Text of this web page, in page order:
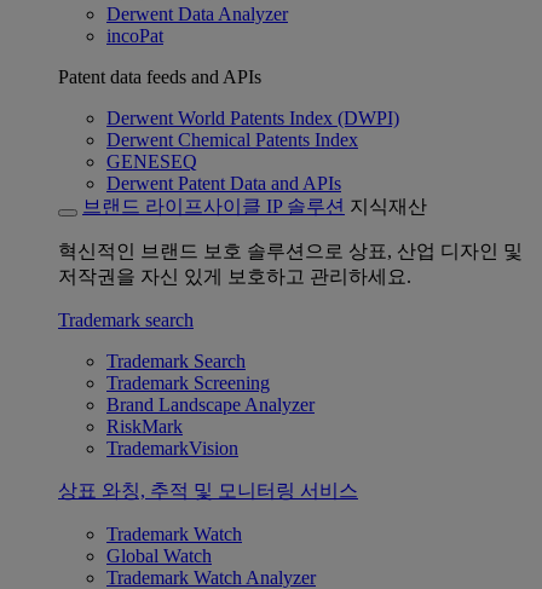
Derwent Data Analyzer
incoPat
Patent data feeds and APIs
Derwent World Patents Index (DWPI)
Derwent Chemical Patents Index
GENESEQ
Derwent Patent Data and APIs
브랜드 라이프사이클 IP 솔루션 지식재산
혁신적인 브랜드 보호 솔루션으로 상표, 산업 디자인 및
저작권을 자신 있게 보호하고 관리하세요.
Trademark search
Trademark Search
Trademark Screening
Brand Landscape Analyzer
RiskMark
TrademarkVision
상표 와칭, 추적 및 모니터링 서비스
Trademark Watch
Global Watch
Trademark Watch Analyzer